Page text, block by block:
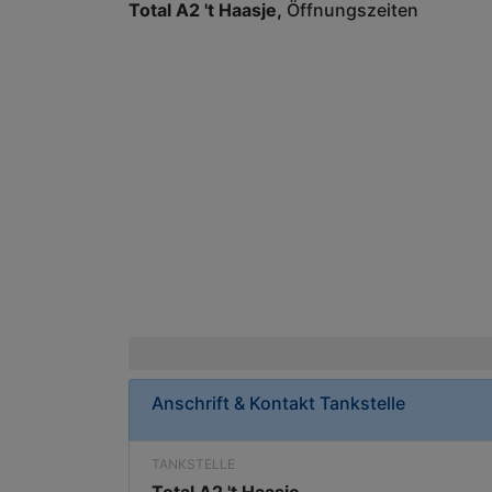
Total A2 't Haasje Öffnungszeiten
Anschrift & Kontakt Tankstelle
TANKSTELLE